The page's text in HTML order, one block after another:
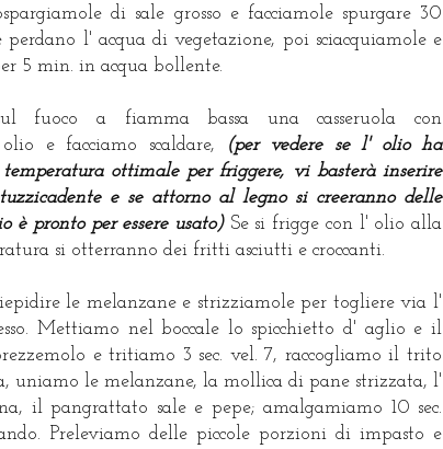
di sale grosso e facciamole spurgare 30
l' acqua di vegetazione, poi sciacquiamole e
5 min. in acqua bollente.
fuoco a fiamma bassa una casseruola con
e facciamo scaldare,
(per vedere se l' olio ha
ottimale per friggere, vi basterà inserire
e se attorno al legno si creeranno delle
è pronto per essere usato)Se si frigge con l' olio alla
si otterranno dei fritti asciutti e croccanti.
le melanzane e strizziamole per togliere via l'
Mettiamo nel boccale lo spicchietto d' aglio e il
e tritiamo 3 sec. vel. 7, raccogliamo il trito
uniamo le melanzane, la mollica di pane strizzata, l'
il pangrattato sale e pepe; amalgamiamo 10 sec.
Preleviamo delle piccole porzioni di impasto e